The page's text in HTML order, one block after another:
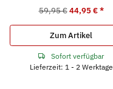
59,95 € 44,95 €*
Zum Artikel
Sofort verfügbar
Lieferzeit: 1 - 2 Werktage